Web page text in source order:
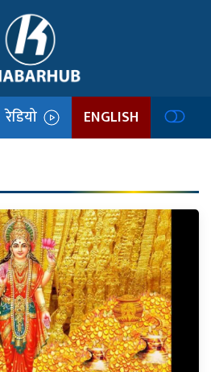
रेडियो ENGLISH